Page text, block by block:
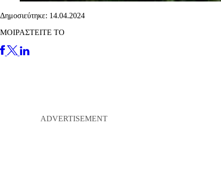
Δημοσιεύτηκε: 14.04.2024
ΜΟΙΡΑΣΤΕΙΤΕ ΤΟ